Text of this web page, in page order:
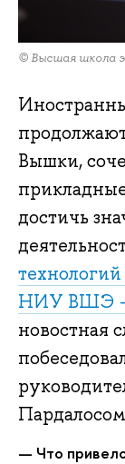
© Высшая школа
Вышки,
достичь
НИУ ВШЭ
новостная
— Что